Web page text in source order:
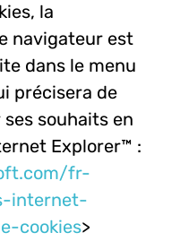
la
navigateur est
dans le menu
précisera de
souhaits en
Explorer™ :
fr-
internet-
cookies>